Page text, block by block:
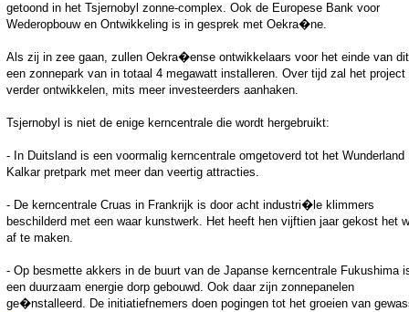
getoond in het Tsjernobyl zonne-complex. Ook de Europese Bank voor
Wederopbouw en Ontwikkeling is in gesprek met Oekra�ne.
Als zij in zee gaan, zullen Oekra�ense ontwikkelaars voor het einde van
een zonnepark van in totaal 4 megawatt installeren. Over tijd zal het project
verder ontwikkelen, mits meer investeerders aanhaken.
Tsjernobyl is niet de enige kerncentrale die wordt hergebruikt:
- In Duitsland is een voormalig kerncentrale omgetoverd tot het Wunderland
Kalkar pretpark met meer dan veertig attracties.
- De kerncentrale Cruas in Frankrijk is door acht industri�le klimmers
beschilderd met een waar kunstwerk. Het heeft hen vijftien jaar gekost het
af te maken.
- Op besmette akkers in de buurt van de Japanse kerncentrale Fukushima
een duurzaam energie dorp gebouwd. Ook daar zijn zonnepanelen
ge�nstalleerd. De initiatiefnemers doen pogingen tot het groeien van